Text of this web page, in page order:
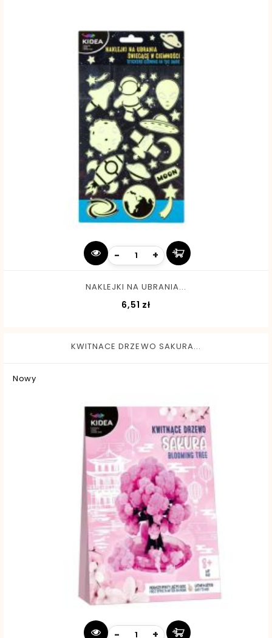
- +
NAKLEJKI NA UBRANIA...
6,51 zł
KWITNACE DRZEWO SAKURA...
Nowy
- +